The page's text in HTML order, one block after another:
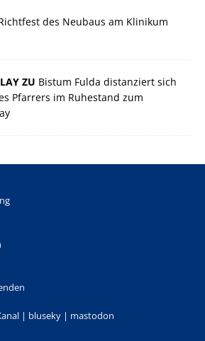
des Neubaus am Klinikum
ZU Bistum Fulda distanziert sich
Pfarrers im Ruhestand zum
| bluseky | mastodon